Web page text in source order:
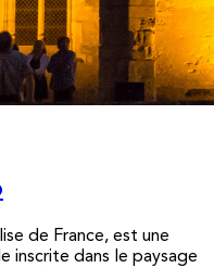
de France, est une
inscrite dans le paysage